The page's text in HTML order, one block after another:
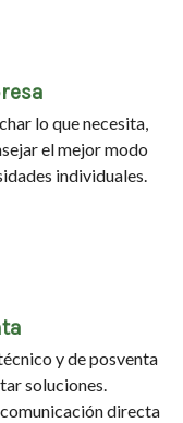
lo que necesita,
el mejor modo
individuales.
y de posventa
soluciones.
directa